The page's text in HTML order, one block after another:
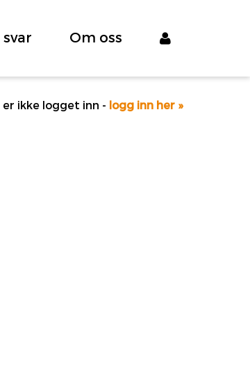
Om oss
er ikke logget inn - logg inn her »